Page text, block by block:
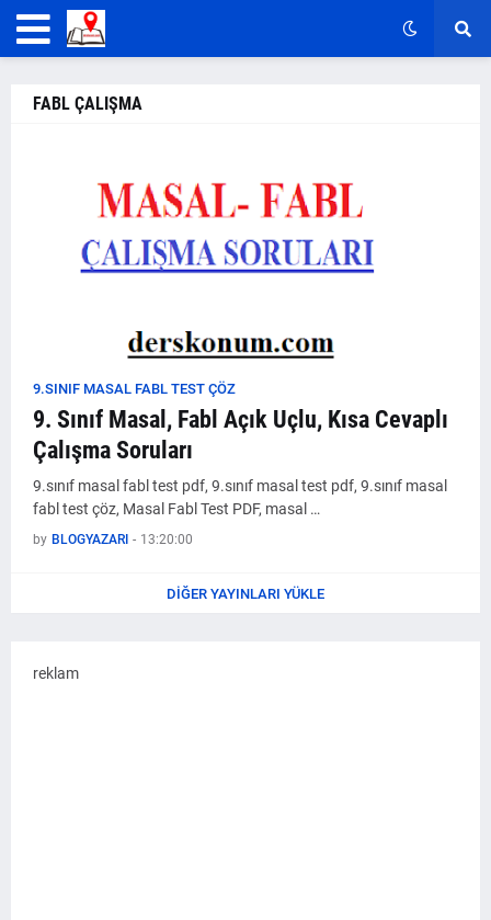
FABL ÇALIŞMA
9.SINIF MASAL FABL TEST ÇÖZ
9. Sınıf Masal, Fabl Açık Uçlu, Kısa Cevaplı
Çalışma Soruları
9.sınıf masal fabl test pdf, 9.sınıf masal test pdf, 9.sınıf masal
fabl test çöz, Masal Fabl Test PDF, masal …
by BLOGYAZARI - 13:20:00
DIĞER YAYINLARI YÜKLE
reklam